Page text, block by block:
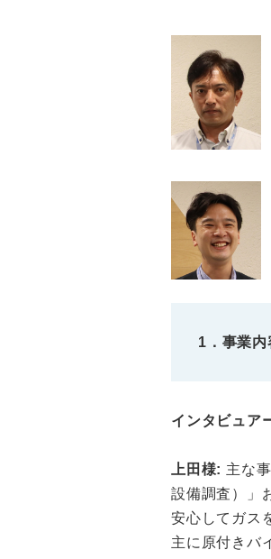
1．事業
インタビュア
上田様: 主な
設備調査）」
安心してガス
主に原付きバ